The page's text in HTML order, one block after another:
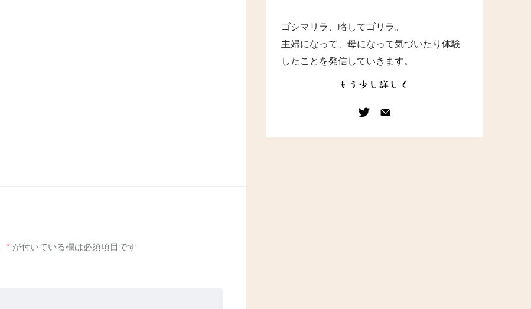
* が付いている欄は必須項目です
ゴシマリラ、略してゴリラ。
主婦になって、母になって気づいたり体験
したことを発信していきます。